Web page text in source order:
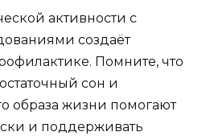
активности с
создаёт
Помните, что
сон и
образа жизни помогают
и поддерживать